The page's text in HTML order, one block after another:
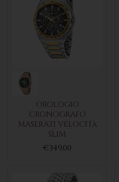
OROLOGIO
CRONOGRAFO
MASERATI VELOCITà
SLIM
€349.00